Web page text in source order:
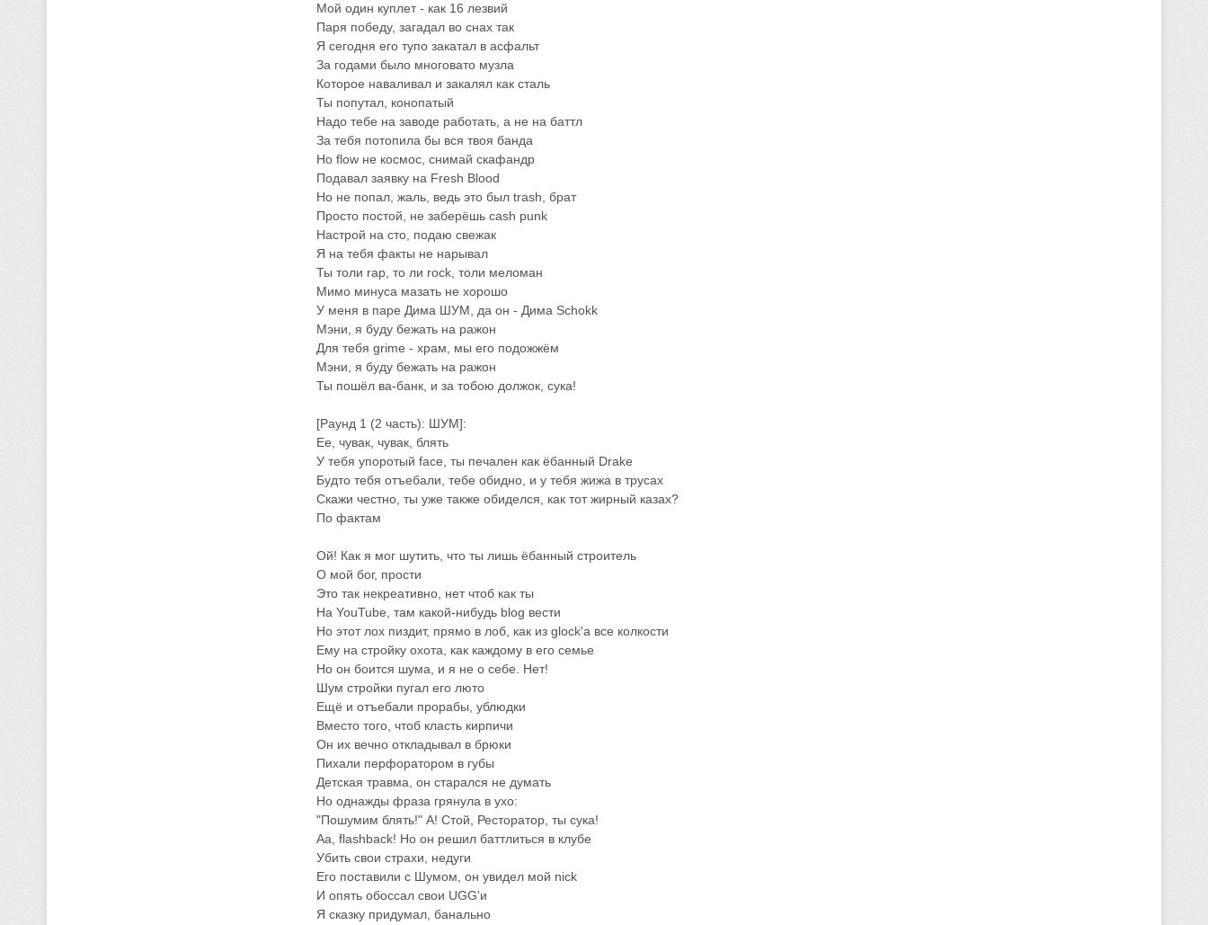
Мой один куплет - как 16 лезвий
Паря победу, загадал во снах так
Я сегодня его тупо закатал в асфальт
За годами было многовато музла
Которое наваливал и закалял как сталь
Ты попутал, конопатый
Надо тебе на заводе работать, а не на баттл
За тебя потопила бы вся твоя банда
Но flow не космос, снимай скафандр
Подавал заявку на Fresh Blood
Но не попал, жаль, ведь это был trash, брат
Просто постой, не заберёшь cash punk
Настрой на сто, подаю свежак
Я на тебя факты не нарывал
Ты толи rap, то ли rock, толи меломан
Мимо минуса мазать не хорошо
У меня в паре Дима ШУМ, да он - Дима Schokk
Мэни, я буду бежать на ражон
Для тебя grime - храм, мы его подожжём
Мэни, я буду бежать на ражон
Ты пошёл ва-банк, и за тобою должок, сука!
[Раунд 1 (2 часть): ШУМ]:
Ее, чувак, чувак, блять
У тебя упоротый face, ты печален как ёбанный Drake
Будто тебя отъебали, тебе обидно, и у тебя жижа в трусах
Скажи честно, ты уже также обиделся, как тот жирный казах?
По фактам
Ой! Как я мог шутить, что ты лишь ёбанный строитель
О мой бог, прости
Это так некреативно, нет чтоб как ты
На YouTube, там какой-нибудь blog вести
Но этот лох пиздит, прямо в лоб, как из glock'а все колкости
Ему на стройку охота, как каждому в его семье
Но он боится шума, и я не о себе. Нет!
Шум стройки пугал его люто
Ещё и отъебали прорабы, ублюдки
Вместо того, чтоб класть кирпичи
Он их вечно откладывал в брюки
Пихали перфоратором в губы
Детская травма, он старался не думать
Но однажды фраза грянула в ухо:
"Пошумим блять!" А! Стой, Ресторатор, ты сука!
Аа, flashback! Но он решил баттлиться в клубе
Убить свои страхи, недуги
Его поставили с Шумом, он увидел мой nick
И опять обоссал свои UGG'и
Я сказку придумал, банально